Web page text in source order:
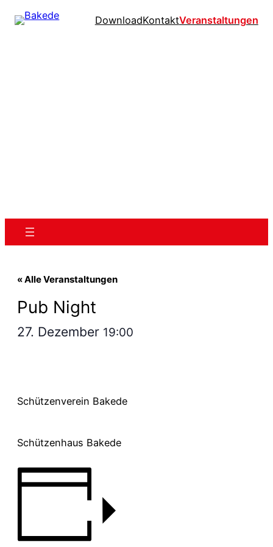
DownloadKontaktVeranstaltungen
« Alle Veranstaltungen
Pub Night
27. Dezember 19:00
Schützenverein Bakede
Schützenhaus Bakede